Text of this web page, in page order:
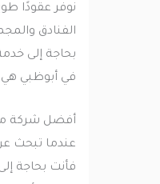
نوفر عقودًا
الفنادق
بحاجة إلى خدمة
في أبوظبي هي
أفضل شركة
عندما تبحث عن
فأنت بحاجة إلى